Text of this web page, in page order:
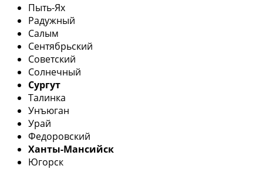
Пыть-Ях
Радужный
Салым
Сентябрьский
Советский
Солнечный
Сургут
Талинка
Унъюган
Урай
Федоровский
Ханты-Мансийск
Югорск